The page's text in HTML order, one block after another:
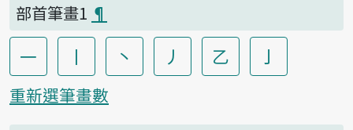
部首筆畫1 ¶
一 丨 丶 丿 乙 亅
重新選筆畫數